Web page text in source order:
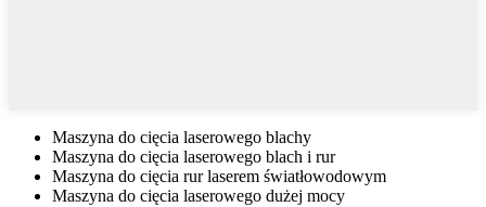
Maszyna do cięcia laserowego blachy
Maszyna do cięcia laserowego blach i rur
Maszyna do cięcia rur laserem światłowodowym
Maszyna do cięcia laserowego dużej mocy